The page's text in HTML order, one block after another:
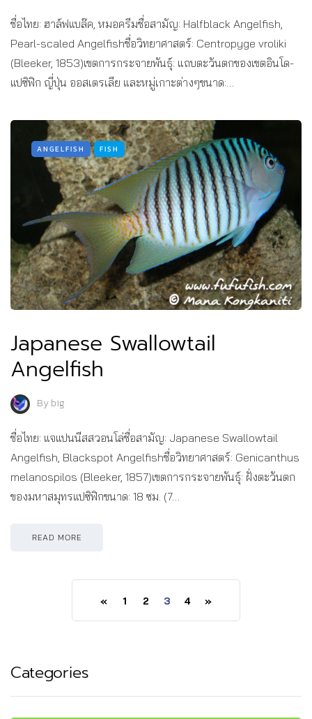
ชื่อไทย: ฮาล์ฟแบล๊ค, หมอครีมชื่อสามัญ: Halfblack Angelfish,
Pearl-scaled Angelfishชื่อวิทยาศาสตร์: Centropyge vroliki
(Bleeker, 1853)เขตการกระจายพันธุ์: แถบตะวันตกของเขตอินโด-
แปซิฟิก ญี่ปุ่น ออสเตรเลีย และหมู่เกาะต่างๆขนาด:…
ANGELFISH FISH
Japanese Swallowtail
Angelfish
Bybig
ชื่อไทย: แจแปนนีสสวอนโล่ชื่อสามัญ: Japanese Swallowtail
Angelfish, Blackspot Angelfishชื่อวิทยาศาสตร์: Genicanthus
melanospilos (Bleeker, 1857)เขตการกระจายพันธุ์: ฝั่งตะวันตก
ของมหาสมุทรแปซิฟิกขนาด: 18 ซม. (7…
READ MORE
« 1 2 3 4 »
Categories